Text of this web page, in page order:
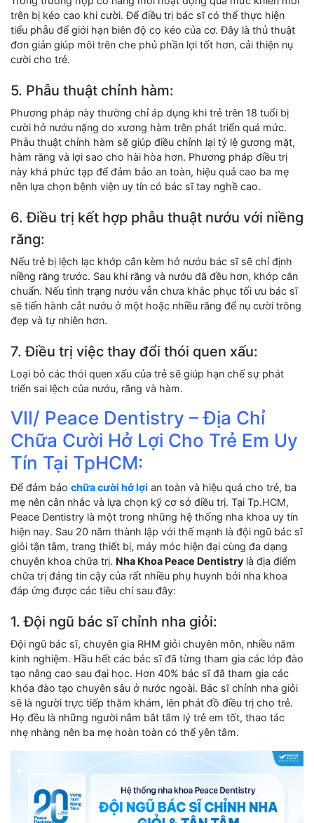
trên bị kéo cao khi cười. Để điều trị bác sĩ có thể thực hiện
tiểu phẫu để giới hạn biên độ co kéo của cơ. Đây là thủ thuật
đơn giản giúp môi trên che phủ phần lợi tốt hơn, cải thiện nụ
cười cho trẻ.
5. Phẫu thuật chỉnh hàm:
Phương pháp này thường chỉ áp dụng khi trẻ trên 18 tuổi bị
cười hở nướu nặng do xương hàm trên phát triển quá mức.
Phẫu thuật chỉnh hàm sẽ giúp điều chỉnh lại tỷ lệ gương mặt,
hàm răng và lợi sao cho hài hòa hơn. Phương pháp điều trị
này khá phức tạp để đảm bảo an toàn, hiệu quả cao ba mẹ
nên lựa chọn bệnh viện uy tín có bác sĩ tay nghề cao.
6. Điều trị kết hợp phẫu thuật nướu với niềng
răng:
Nếu trẻ bị lệch lạc khớp cắn kèm hở nướu bác sĩ sẽ chỉ định
niềng răng trước. Sau khi răng và nướu đã đều hơn, khớp cắn
chuẩn. Nếu tình trạng nướu vẫn chưa khắc phục tối ưu bác sĩ
sẽ tiến hành cắt nướu ở một hoặc nhiều răng để nụ cười trông
đẹp và tự nhiên hơn.
7. Điều trị việc thay đổi thói quen xấu:
Loại bỏ các thói quen xấu của trẻ sẽ giúp hạn chế sự phát
triển sai lệch của nướu, răng và hàm.
VII/ Peace Dentistry – Địa Chỉ
Chữa Cười Hở Lợi Cho Trẻ Em Uy
Tín Tại TpHCM:
Để đảm bảo chữa cười hở lợi an toàn và hiệu quả cho trẻ, ba
mẹ nên cân nhắc và lựa chọn kỹ cơ sở điều trị. Tại Tp.HCM,
Peace Dentistry là một trong những hệ thống nha khoa uy tín
hiện nay. Sau 20 năm thành lập với thế mạnh là đội ngũ bác sĩ
giỏi tận tâm, trang thiết bị, máy móc hiện đại cùng đa dạng
chuyên khoa chữa trị. Nha Khoa Peace Dentistry là địa điểm
chữa trị đáng tin cậy của rất nhiều phụ huynh bởi nha khoa
đáp ứng được các tiêu chí sau đây:
1. Đội ngũ bác sĩ chỉnh nha giỏi:
Đội ngũ bác sĩ, chuyên gia RHM giỏi chuyên môn, nhiều năm
kinh nghiệm. Hầu hết các bác sĩ đã từng tham gia các lớp đào
tạo nâng cao sau đại học. Hơn 40% bác sĩ đã tham gia các
khóa đào tạo chuyên sâu ở nước ngoài. Bác sĩ chỉnh nha giỏi
sẽ là người trực tiếp thăm khám, lên phát đồ điều trị cho trẻ.
Họ đều là những người nắm bắt tâm lý trẻ em tốt, thao tác
nhẹ nhàng nên ba mẹ hoàn toàn có thể yên tâm.